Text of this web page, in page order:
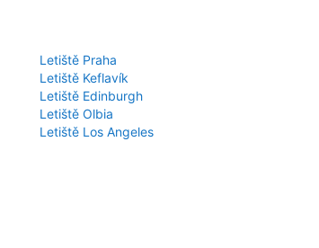
Letiště Praha
Letiště Keflavík
Letiště Edinburgh
Letiště Olbia
Letiště Los Angeles